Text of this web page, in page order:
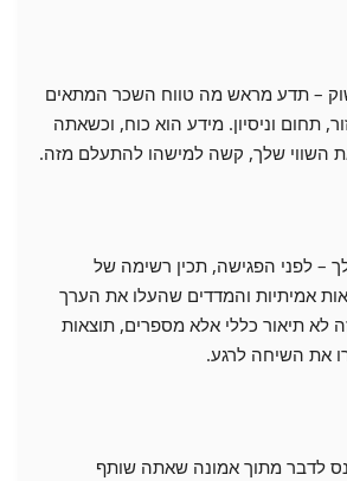
– תדע מראש מה טווח השכר המתאים
תחום וניסיון. מידע הוא כוח, וכשאתה
השווי שלך, קשה למישהו להתעלם מזה.
– לפני הפגישה, תכין רשימה של
אמיתיות והמדדים שהעלו את הערך
לא תיאור כללי אלא מספרים, תוצאות
את השיחה לרגע.
לדבר מתוך אמונה שאתה שותף